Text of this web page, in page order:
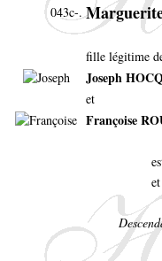
043c-.
fille légitime
Joseph
et
Françoise